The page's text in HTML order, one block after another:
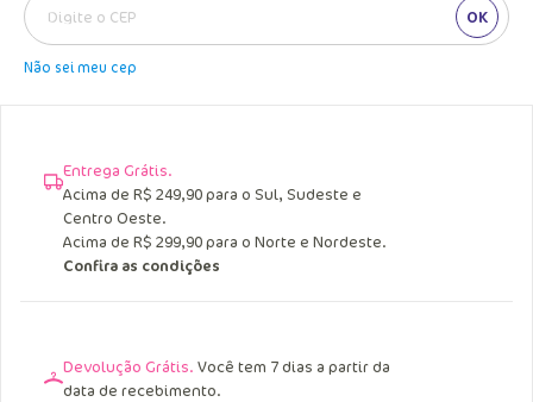
OK
Não sei meu cep
Entrega Grátis.
Acima de R$ 249,90 para o Sul, Sudeste e
Centro Oeste.
Acima de R$ 299,90 para o Norte e Nordeste.
Confira as condições
Devolução Grátis. Você tem 7 dias a partir da
data de recebimento.